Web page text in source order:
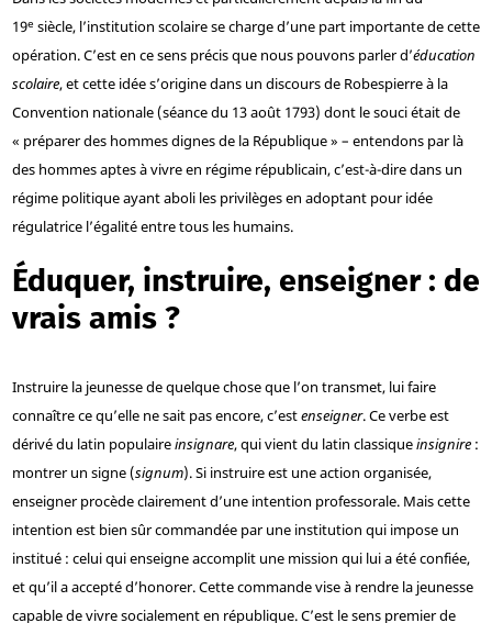
19e siècle, l’institution scolaire se charge d’une part importante de cette
opération. C’est en ce sens précis que nous pouvons parler d’éducation
scolaire, et cette idée s’origine dans un discours de Robespierre à la
Convention nationale (séance du 13 août 1793) dont le souci était de
« préparer des hommes dignes de la République » – entendons par là
des hommes aptes à vivre en régime républicain, c’est-à-dire dans un
régime politique ayant aboli les privilèges en adoptant pour idée
régulatrice l’égalité entre tous les humains.
Éduquer, instruire, enseigner : de
vrais amis ?
Instruire la jeunesse de quelque chose que l’on transmet, lui faire
connaître ce qu’elle ne sait pas encore, c’estenseigner. Ce verbe est
dérivé du latin populaireinsignare, qui vient du latin classiqueinsignire:
montrer un signe (signum). Si instruire est une action organisée,
enseigner procède clairement d’une intention professorale. Mais cette
intention est bien sûr commandée par une institution qui impose un
institué : celui qui enseigne accomplit une mission qui lui a été confiée,
et qu’il a accepté d’honorer. Cette commande vise à rendre la jeunesse
capable de vivre socialement en république. C’est le sens premier de